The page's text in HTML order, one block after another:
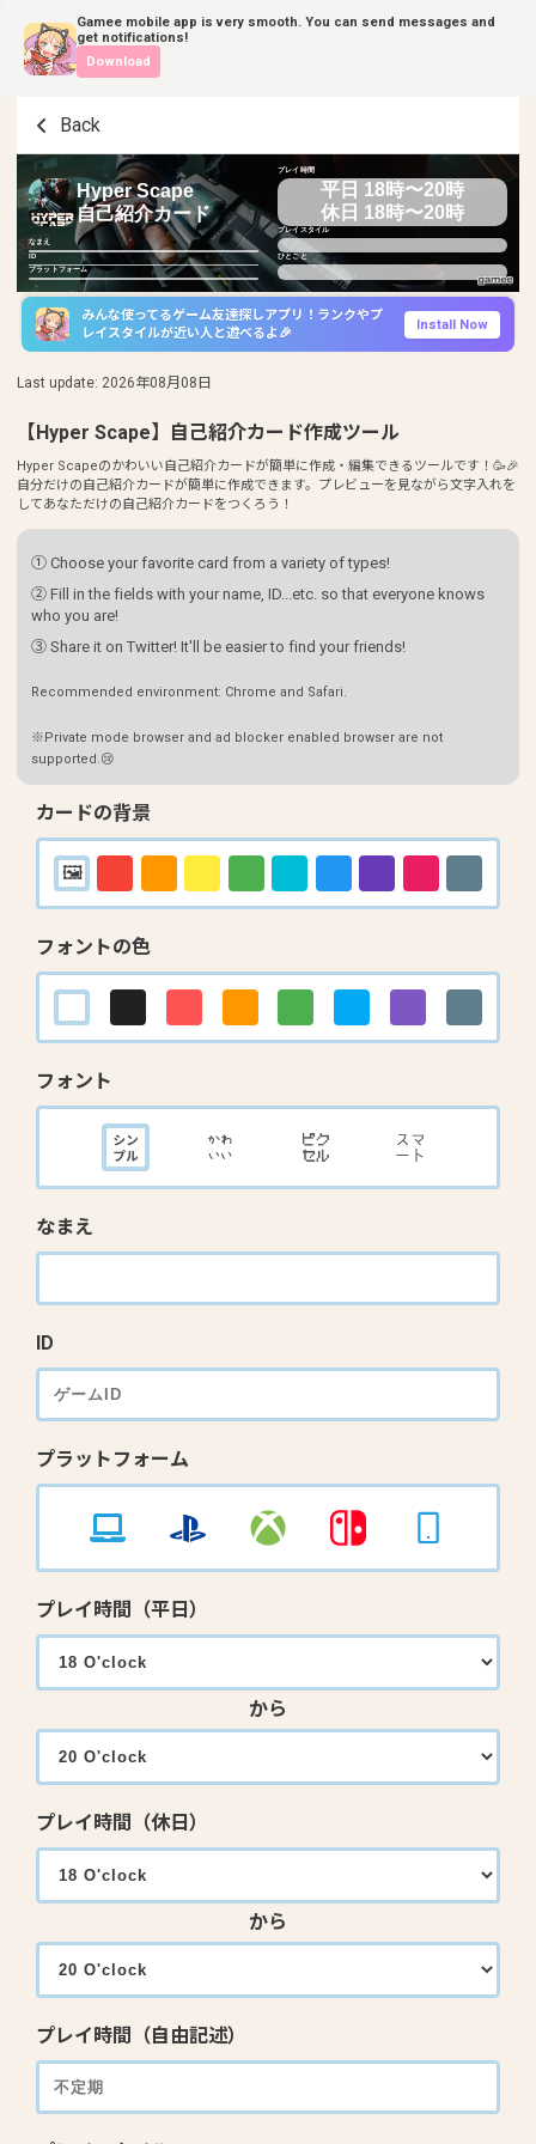
Gamee mobile app is very smooth. You can send messages and
get notifications!
Download
Back
Hyper Scape
自己紹介カード
なまえ
ID
プラットフォーム
プレイ時間
平日 18時〜20時
休日 18時〜20時
プレイスタイル
ひとこと
みんな使ってるゲーム友達探しアプリ！ランクやプ
レイスタイルが近い人と遊べるよ🎉
Install Now
Last update: 2026年08月08日
【Hyper Scape】自己紹介カード作成ツール
Hyper Scapeのかわいい自己紹介カードが簡単に作成・編集できるツールです！🥳🎉
自分だけの自己紹介カードが簡単に作成できます。プレビューを見ながら文字入れを
してあなただけの自己紹介カードをつくろう！
① Choose your favorite card from a variety of types!
② Fill in the fields with your name, ID...etc. so that everyone knows
who you are!
③ Share it on Twitter! It'll be easier to find your friends!
Recommended environment: Chrome and Safari.
※Private mode browser and ad blocker enabled browser are not
supported.😢
カードの背景
フォントの色
フォント
なまえ
ID
プラットフォーム
プレイ時間（平日）
から
プレイ時間（休日）
から
プレイ時間（自由記述）